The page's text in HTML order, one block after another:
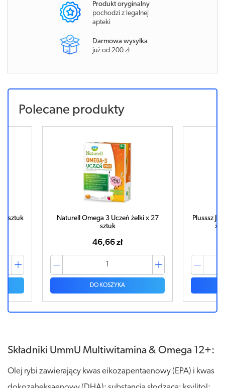
Produkt oryginalny
pochodzi z legalnej
apteki
Darmowa wysyłka
już od 200 zł
Polecane produkty
sztuk
Naturell Omega 3 Uczeń żelki x 27
sztuk
46,66 zł
DO KOSZYKA
Plusssz
x
Składniki UmmU Multiwitamina & Omega 12+:
Olej rybi zawierający kwas eikozapentaenowy (EPA) i kwas